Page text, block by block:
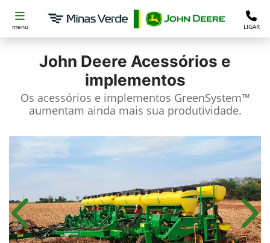
menu LIGAR
John Deere Acessórios e
implementos
Os acessórios e implementos GreenSystem™
aumentam ainda mais sua produtividade.​
Anterior